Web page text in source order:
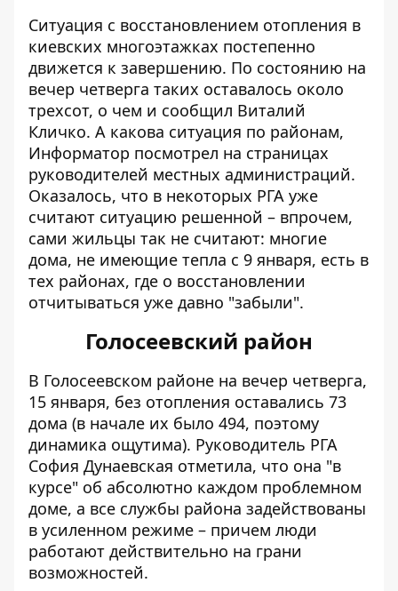
Ситуация с восстановлением отопления в
киевских многоэтажках постепенно
движется к завершению. По состоянию на
вечер четверга таких оставалось около
трехсот, о чем и сообщил Виталий
Кличко. А какова ситуация по районам,
Информатор посмотрел на страницах
руководителей местных администраций.
Оказалось, что в некоторых РГА уже
считают ситуацию решенной – впрочем,
сами жильцы так не считают: многие
дома, не имеющие тепла с 9 января, есть в
тех районах, где о восстановлении
отчитываться уже давно "забыли".
Голосеевский район
В Голосеевском районе на вечер четверга,
15 января, без отопления оставались 73
дома (в начале их было 494, поэтому
динамика ощутима). Руководитель РГА
София Дунаевская отметила, что она "в
курсе" об абсолютно каждом проблемном
доме, а все службы района задействованы
в усиленном режиме – причем люди
работают действительно на грани
возможностей.